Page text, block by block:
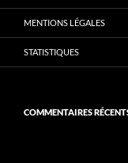
MENTIONS LÉGALES
STATISTIQUES
COMMENTAIRES